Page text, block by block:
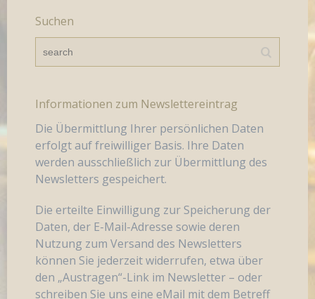
Suchen
Informationen zum Newslettereintrag
Die Übermittlung Ihrer persönlichen Daten
erfolgt auf freiwilliger Basis. Ihre Daten
werden ausschließlich zur Übermittlung des
Newsletters gespeichert.
Die erteilte Einwilligung zur Speicherung der
Daten, der E-Mail-Adresse sowie deren
Nutzung zum Versand des Newsletters
können Sie jederzeit widerrufen, etwa über
den „Austragen“-Link im Newsletter – oder
schreiben Sie uns eine eMail mit dem Betreff